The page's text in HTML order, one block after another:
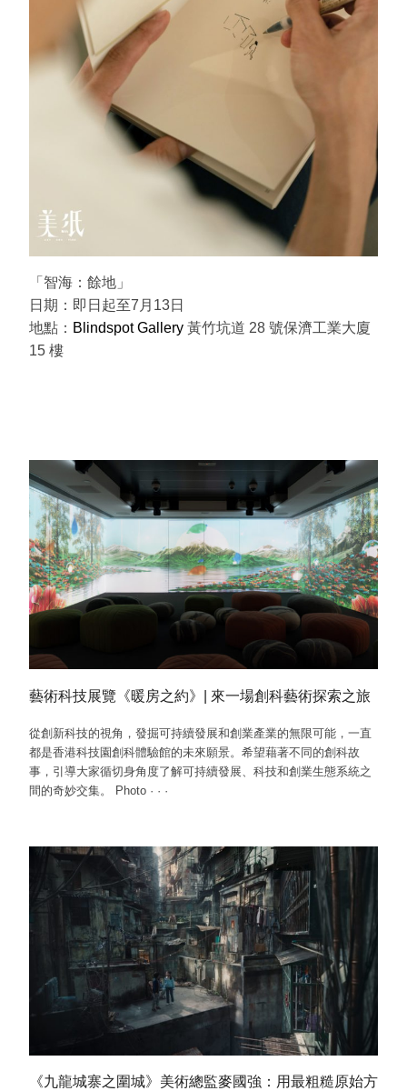
「智海：餘地」
日期：即日起至7月13日
地點： Blindspot Gallery 黃竹坑道 28 號保濟工業大廈
15 樓
藝術科技展覽《暖房之約》| 來一場創科藝術探索之旅
從創新科技的視角，發掘可持續發展和創業產業的無限可能，一直
都是香港科技園創科體驗館的未來願景。希望藉著不同的創科故
事，引導大家循切身角度了解可持續發展、科技和創業生態系統之
間的奇妙交集。 Photo · · ·
《九龍城寨之圍城》美術總監麥國強：用最粗糙原始方